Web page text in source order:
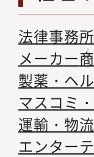
法律事務
メーカー
製薬・ヘ
マスコミ
運輸・物
エンター